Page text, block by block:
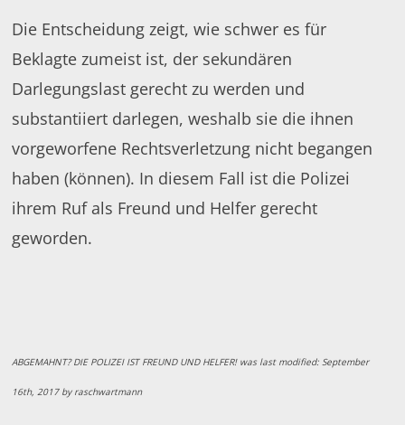
Die Entscheidung zeigt, wie schwer es für
Beklagte zumeist ist, der sekundären
Darlegungslast gerecht zu werden und
substantiiert darlegen, weshalb sie die ihnen
vorgeworfene Rechtsverletzung nicht begangen
haben (können). In diesem Fall ist die Polizei
ihrem Ruf als Freund und Helfer gerecht
geworden.
ABGEMAHNT? DIE POLIZEI IST FREUND UND HELFER!was last modified:September
16th, 2017by raschwartmann